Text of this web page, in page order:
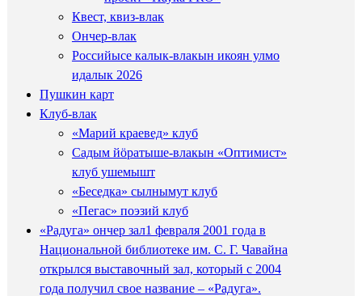
Квест, квиз-влак
Ончер-влак
Российысе калык-влакын икоян улмо
идалык 2026
Пушкин карт
Клуб-влак
«Марий краевед» клуб
Садым йӧратыше-влакын «Оптимист»
клуб ушемышт
«Беседка» сылнымут клуб
«Пегас» поэзий клуб
«Радуга» ончер зал1 февраля 2001 года в
Национальной библиотеке им. С. Г. Чавайна
открылся выставочный зал, который с 2004
года получил свое название – «Радуга».